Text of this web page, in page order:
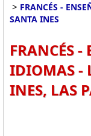
> FRANCÉS -
SANTA INES
FRANCÉS -
IDIOMAS -
INES, LAS